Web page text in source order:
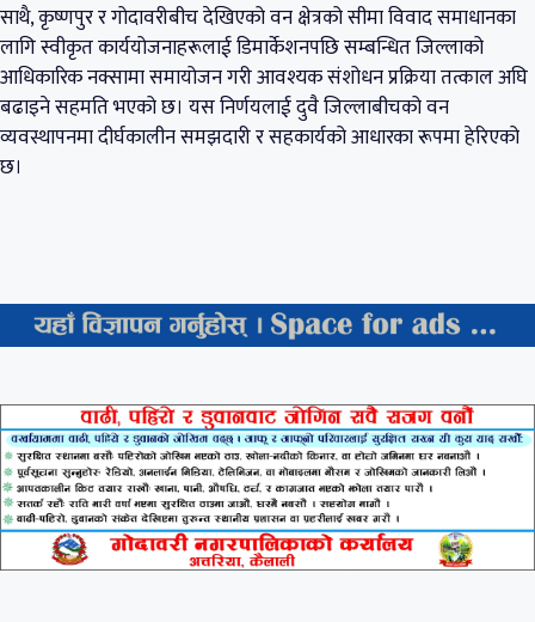
साथै, कृष्णपुर र गोदावरीबीच देखिएको वन क्षेत्रको सीमा विवाद समाधानका
लागि स्वीकृत कार्ययोजनाहरूलाई डिमार्केशनपछि सम्बन्धित जिल्लाको
आधिकारिक नक्सामा समायोजन गरी आवश्यक संशोधन प्रक्रिया तत्काल अघि
बढाइने सहमति भएको छ। यस निर्णयलाई दुवै जिल्लाबीचको वन
व्यवस्थापनमा दीर्घकालीन समझदारी र सहकार्यको आधारका रूपमा हेरिएको
छ।